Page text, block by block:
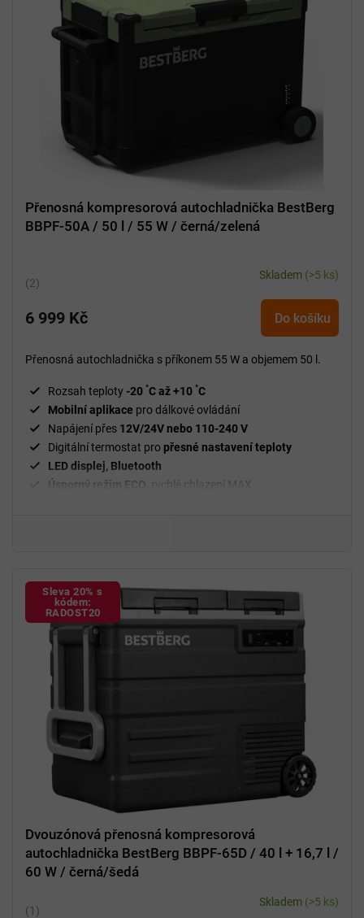
Přenosná kompresorová autochladnička BestBerg
BBPF-50A / 50 l / 55 W / černá/zelená
Průměrné
produktu
5,0
5
hvězdiček.
Skladem (>5 ks)
6 999 Kč Do košíku
Přenosná autochladnička s příkonem 55 W a objemem 50 l.
Rozsah teploty -20 °C až +10 °C
Mobilní aplikace pro dálkové ovládání
Napájení přes 12V/24V nebo 110-240 V
Digitální termostat pro přesné nastavení teploty
LED displej, Bluetooth
Úsporný režim
ECO , rychlé chlazení MAX
Sleva 20% s
kódem:
RADOST20
Dvouzónová přenosná kompresorová
autochladnička BestBerg BBPF-65D / 40 l + 16,7 l /
60 W / černá/šedá
Průměrné
Skladem (>5 ks)